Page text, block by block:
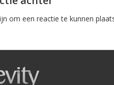
om een reactie te kunnen